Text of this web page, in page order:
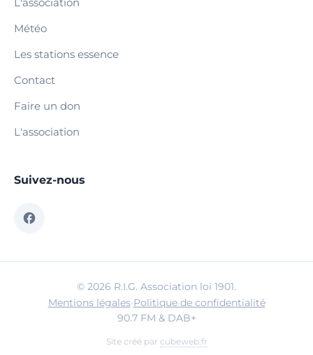
Météo
Les stations essence
Contact
Faire un don
L'association
Suivez-nous
© 2026 R.I.G. Association loi 1901.
Mentions légales·Politique de confidentialité
90.7 FM & DAB+
Site créé par cubeweb.fr